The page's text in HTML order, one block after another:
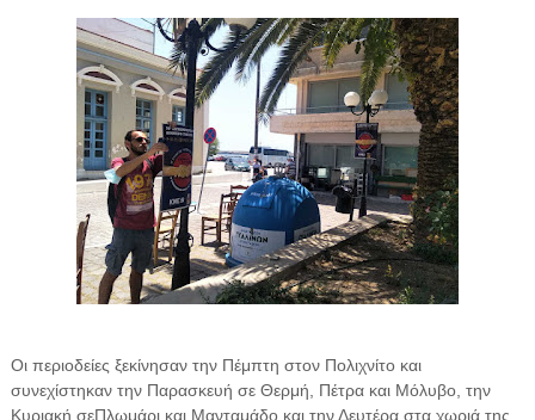
Οι περιοδείες ξεκίνησαν την Πέμπτη στον Πολιχνίτο και
συνεχίστηκαν την Παρασκευή σε Θερμή, Πέτρα και Μόλυβο, την
Κυριακή σεΠλωμάρι και Μανταμάδο και την Δευτέρα στα χωριά της